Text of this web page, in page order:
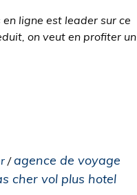
ligne est leader sur ce
on veut en profiter un
/agence de voyage
cher vol plus hotel